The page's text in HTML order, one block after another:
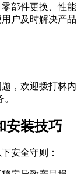
部件更换、性能
户及时解决产品
，欢迎拨打林内
安装技巧
安全守则：